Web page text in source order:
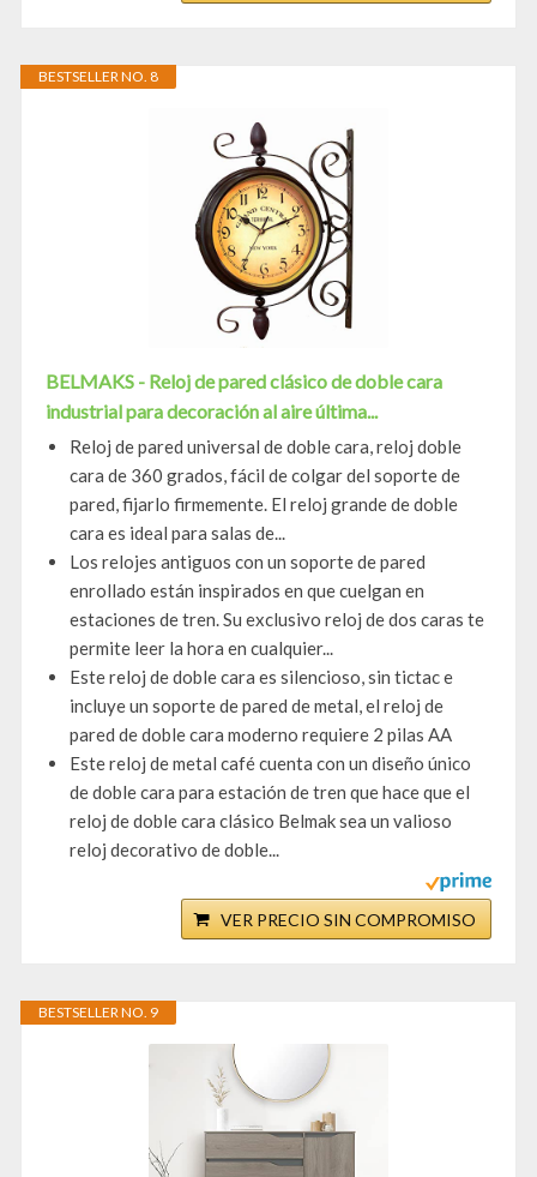
BESTSELLER NO. 8
BELMAKS - Reloj de pared clásico de doble cara
industrial para decoración al aire última...
Reloj de pared universal de doble cara, reloj doble
cara de 360 grados, fácil de colgar del soporte de
pared, fijarlo firmemente. El reloj grande de doble
cara es ideal para salas de...
Los relojes antiguos con un soporte de pared
enrollado están inspirados en que cuelgan en
estaciones de tren. Su exclusivo reloj de dos caras te
permite leer la hora en cualquier...
Este reloj de doble cara es silencioso, sin tictac e
incluye un soporte de pared de metal, el reloj de
pared de doble cara moderno requiere 2 pilas AA
Este reloj de metal café cuenta con un diseño único
de doble cara para estación de tren que hace que el
reloj de doble cara clásico Belmak sea un valioso
reloj decorativo de doble...
VER PRECIO SIN COMPROMISO
BESTSELLER NO. 9